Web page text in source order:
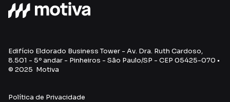
Edifício Eldorado Business Tower - Av. Dra. Ruth Cardoso,
8.501 - 5º andar - Pinheiros - São Paulo/SP - CEP 05425-070 •
© 2025 Motiva
Política de Privacidade